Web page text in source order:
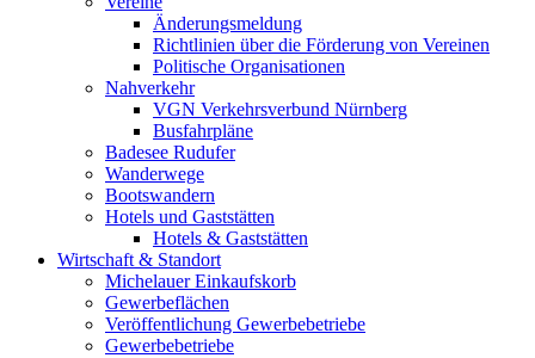
Änderungsmeldung
Richtlinien über die Förderung von Vereinen
Politische Organisationen
Nahverkehr
VGN Verkehrsverbund Nürnberg
Busfahrpläne
Badesee Rudufer
Wanderwege
Bootswandern
Hotels und Gaststätten
Hotels & Gaststätten
Wirtschaft & Standort
Michelauer Einkaufskorb
Gewerbeflächen
Veröffentlichung Gewerbebetriebe
Gewerbebetriebe